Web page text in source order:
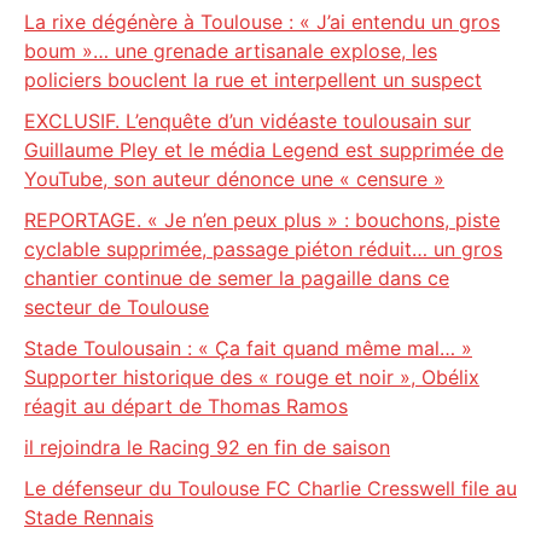
La rixe dégénère à Toulouse : « J’ai entendu un gros
boum »… une grenade artisanale explose, les
policiers bouclent la rue et interpellent un suspect
EXCLUSIF. L’enquête d’un vidéaste toulousain sur
Guillaume Pley et le média Legend est supprimée de
YouTube, son auteur dénonce une « censure »
REPORTAGE. « Je n’en peux plus » : bouchons, piste
cyclable supprimée, passage piéton réduit… un gros
chantier continue de semer la pagaille dans ce
secteur de Toulouse
Stade Toulousain : « Ça fait quand même mal… »
Supporter historique des « rouge et noir », Obélix
réagit au départ de Thomas Ramos
il rejoindra le Racing 92 en fin de saison
Le défenseur du Toulouse FC Charlie Cresswell file au
Stade Rennais